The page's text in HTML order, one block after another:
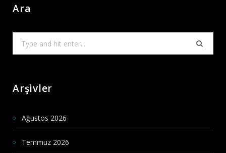
Ara
Arşivler
Ağustos 2026
Temmuz 2026